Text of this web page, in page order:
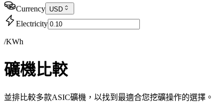
Currency USD
Electricity
/KWh
礦機比較
並排比較多款ASIC礦機，以找到最適合您挖礦操作的選擇。